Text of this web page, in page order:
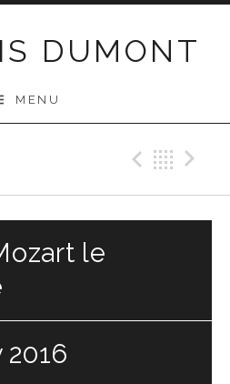
DUMONT
MENU
le
2016